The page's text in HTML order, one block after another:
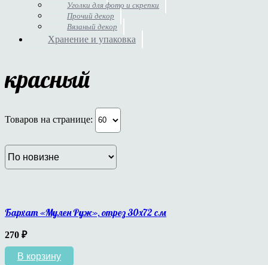
Уголки для фото и скрепки
Прочий декор
Вязаный декор
Хранение и упаковка
красный
Товаров на странице:
Бархат «Мулен Руж», отрез 30х72 см
270 ₽
В корзину